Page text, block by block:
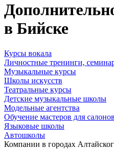
в Бийске
Курсы вокала
Личностные тренинги,
Музыкальные курсы
Школы искусств
Театральные курсы
Детские музыкальные школы
Модельные агентства
Обучение мастеров для
Языковые школы
Автошколы
Компании в городах